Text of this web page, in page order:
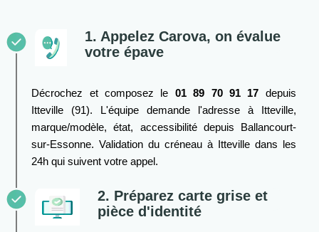
1. Appelez Carova, on évalue
votre épave
Décrochez et composez le 01 89 70 91 17 depuis
Itteville (91). L'équipe demande l'adresse à Itteville,
marque/modèle, état, accessibilité depuis Ballancourt-
sur-Essonne. Validation du créneau à Itteville dans les
24h qui suivent votre appel.
2. Préparez carte grise et
pièce d'identité